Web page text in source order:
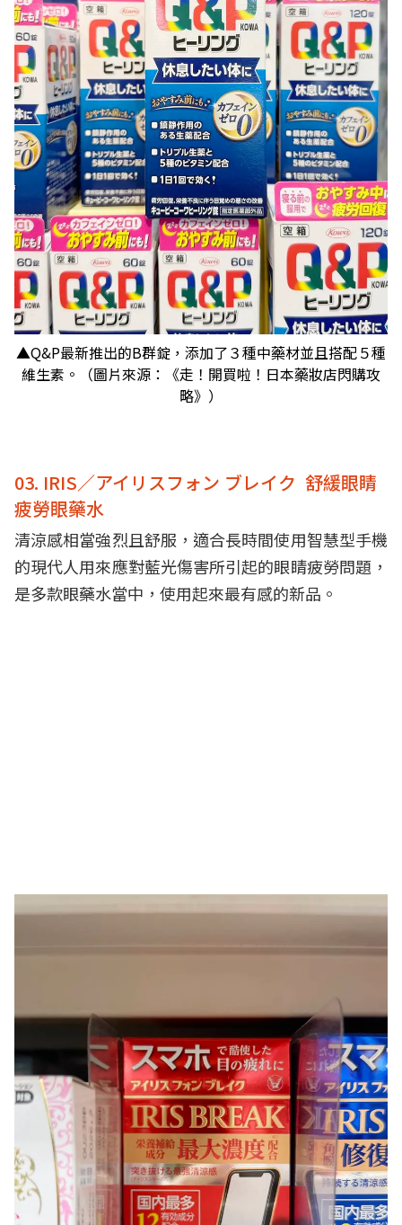
▲Q&P最新推出的B群錠，添加了３種中藥材並且搭配５種
維生素。（圖片來源：《走！開買啦！日本藥妝店閃購攻
略》）
03. IRIS／アイリスフォン ブレイク 舒緩眼睛
疲勞眼藥水
清涼感相當強烈且舒服，適合長時間使用智慧型手機
的現代人用來應對藍光傷害所引起的眼睛疲勞問題，
是多款眼藥水當中，使用起來最有感的新品。